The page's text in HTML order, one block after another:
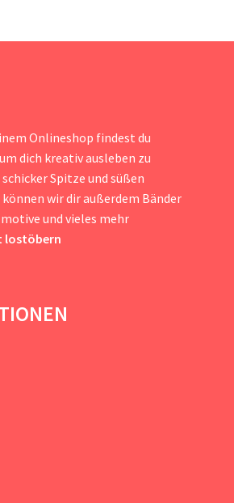
Onlineshop findest du
dich kreativ ausleben zu
Spitze und süßen
wir dir außerdem Bänder
und vieles mehr
lostöbern